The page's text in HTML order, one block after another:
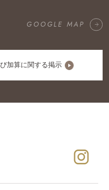
GOOGLE MAP
加算に関する掲示